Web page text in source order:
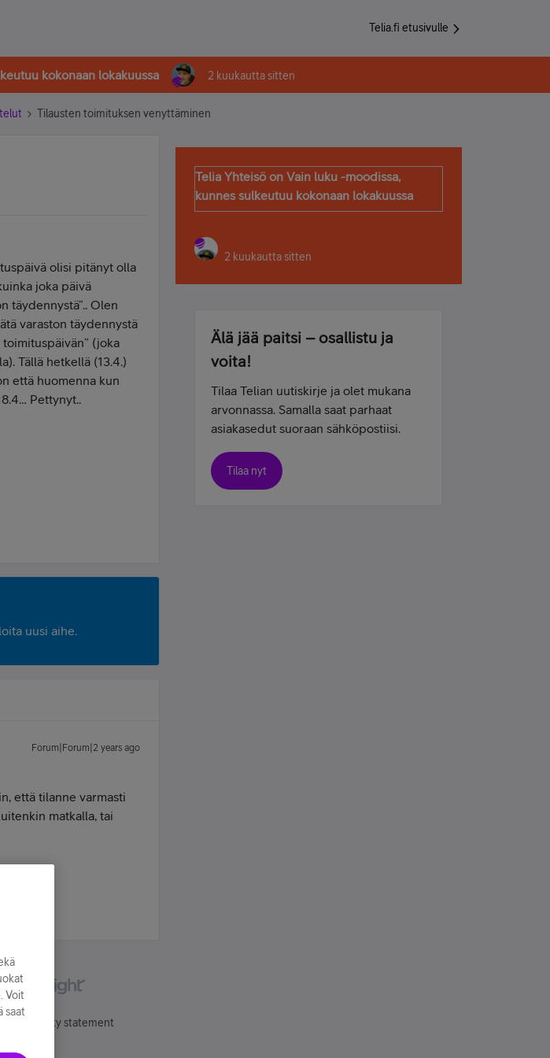
Telia.fi etusivulle
kokonaan lokakuussa 2 kuukautta sitten
Tilausten toimituksen venyttäminen
olisi pitänyt olla
joka päivä
täydennystä”.. Olen
varaston täydennystä
(joka
Tällä hetkellä (13.4.)
että huomenna kun
Pettynyt..
uusi aihe.
Forum|Forum|2 years ago
että tilanne varmasti
matkalla, tai
Telia Yhteisö on Vain luku -moodissa,
kunnes sulkeutuu kokonaan lokakuussa
2 kuukautta sitten
Älä jää paitsi – osallistu ja
voita!
Tilaa Telian uutiskirje ja olet mukana
arvonnassa. Samalla saat parhaat
asiakasedut suoraan sähköpostiisi.
Tilaa nyt
Accessibility statement
Voit
saat